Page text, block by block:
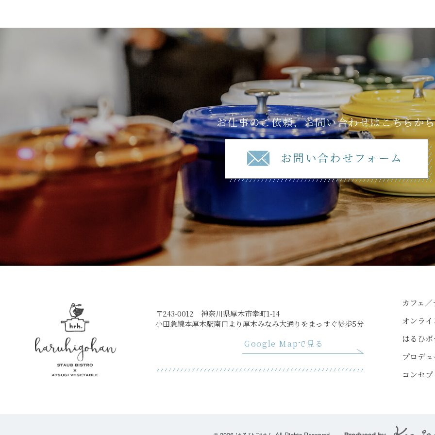
お仕事のご依頼、お問い合わせはこちらか
お問い合わせフォーム
〒243-0012 神奈川県厚木市幸町1-14
小田急線本厚木駅南口より厚木みなみ大通りをまっすぐ徒歩5分
Google Mapで見る
カフェ
オンラ
はるひ
プロデ
コンセ